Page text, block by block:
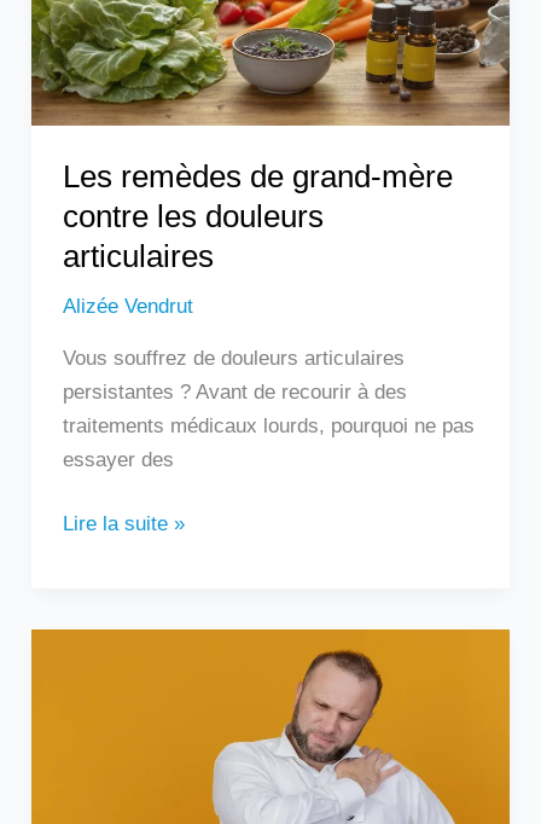
Les remèdes de grand-mère
contre les douleurs
articulaires
Alizée Vendrut
Vous souffrez de douleurs articulaires
persistantes ? Avant de recourir à des
traitements médicaux lourds, pourquoi ne pas
essayer des
les
douleurs
articulaires
Lire la suite »